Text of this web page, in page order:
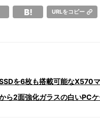
URLをコピー
を6枚も搭載可能なX570
ら2面強化ガラスの白いPC